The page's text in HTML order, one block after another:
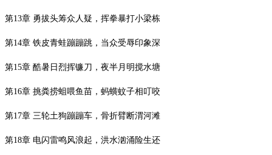
第13章 勇拔头筹众人疑，挥拳暴打小梁栋
第14章 铁皮青蛙蹦蹦跳，当众受辱印象深
第15章 酷暑日烈挥镰刀，夜半月明搅水塘
第16章 挑粪捞蛆喂鱼苗，蚂蟥蚊子相叮咬
第17章 三轮土狗蹦蹦车，骨折臂断渭河滩
第18章 电闪雷鸣风浪起，洪水汹涌险生还